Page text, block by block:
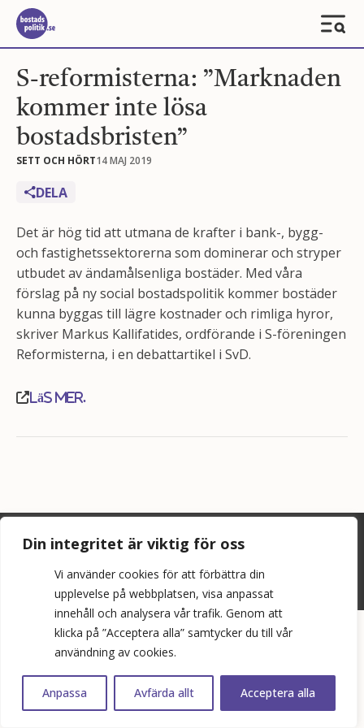
Din integritet är viktig för oss
Vi använder cookies för att förbättra din
upplevelse på webbplatsen, visa anpassat
innehåll och analysera vår trafik. Genom att
klicka på ”Acceptera alla” samtycker du till vår
användning av cookies.
Anpassa Avfärda allt Acceptera alla
S-reformisterna: ”Marknaden
kommer inte lösa
bostadsbristen”
SETT OCH HÖRT14 MAJ 2019
DELA
Det är hög tid att utmana de krafter i bank-, bygg-
och fastighetssektorerna som dominerar och stryper
utbudet av ändamålsenliga bostäder. Med våra
förslag på ny social bostadspolitik kommer bostäder
kunna byggas till lägre kostnader och rimliga hyror,
skriver Markus Kallifatides, ordförande i S-föreningen
Reformisterna, i en debattartikel i SvD.
Läs mer.
©2026 Bopol AB
info@bostadspolitik.se
0704-57 90 06